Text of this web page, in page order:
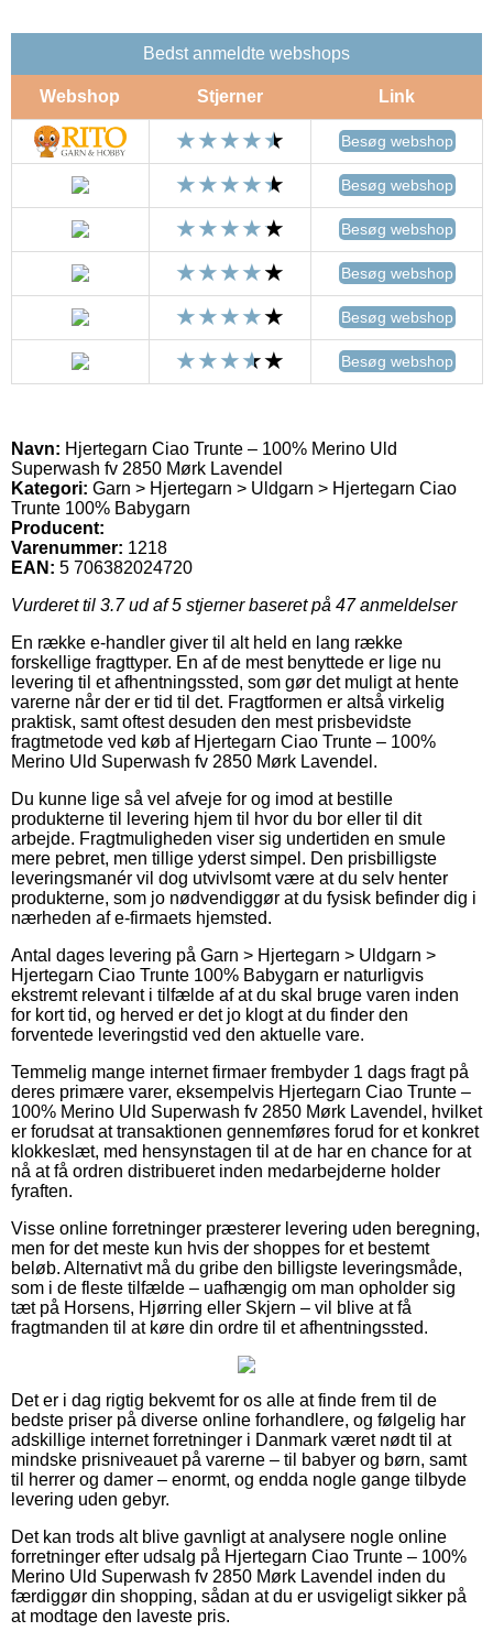
Bedst anmeldte webshops
Webshop Stjerner Link
Besøg webshop
Besøg webshop
Besøg webshop
Besøg webshop
Besøg webshop
Besøg webshop
Navn: Hjertegarn Ciao Trunte – 100% Merino Uld
Superwash fv 2850 Mørk Lavendel
Kategori: Garn > Hjertegarn > Uldgarn > Hjertegarn Ciao
Trunte 100% Babygarn
Producent:
Varenummer: 1218
EAN: 5 706382024720
Vurderet til 3.7ud af 5 stjerner baseret på 47anmeldelser
En række e-handler giver til alt held en lang række
forskellige fragttyper. En af de mest benyttede er lige nu
levering til et afhentningssted, som gør det muligt at hente
varerne når der er tid til det. Fragtformen er altså virkelig
praktisk, samt oftest desuden den mest prisbevidste
fragtmetode ved køb af Hjertegarn Ciao Trunte – 100%
Merino Uld Superwash fv 2850 Mørk Lavendel.
Du kunne lige så vel afveje for og imod at bestille
produkterne til levering hjem til hvor du bor eller til dit
arbejde. Fragtmuligheden viser sig undertiden en smule
mere pebret, men tillige yderst simpel. Den prisbilligste
leveringsmanér vil dog utvivlsomt være at du selv henter
produkterne, som jo nødvendiggør at du fysisk befinder dig i
nærheden af e-firmaets hjemsted.
Antal dages levering på Garn > Hjertegarn > Uldgarn >
Hjertegarn Ciao Trunte 100% Babygarn er naturligvis
ekstremt relevant i tilfælde af at du skal bruge varen inden
for kort tid, og herved er det jo klogt at du finder den
forventede leveringstid ved den aktuelle vare.
Temmelig mange internet firmaer frembyder 1 dags fragt på
deres primære varer, eksempelvis Hjertegarn Ciao Trunte –
100% Merino Uld Superwash fv 2850 Mørk Lavendel, hvilket
er forudsat at transaktionen gennemføres forud for et konkret
klokkeslæt, med hensynstagen til at de har en chance for at
nå at få ordren distribueret inden medarbejderne holder
fyraften.
Visse online forretninger præsterer levering uden beregning,
men for det meste kun hvis der shoppes for et bestemt
beløb. Alternativt må du gribe den billigste leveringsmåde,
som i de fleste tilfælde – uafhængig om man opholder sig
tæt på Horsens, Hjørring eller Skjern – vil blive at få
fragtmanden til at køre din ordre til et afhentningssted.
Det er i dag rigtig bekvemt for os alle at finde frem til de
bedste priser på diverse online forhandlere, og følgelig har
adskillige internet forretninger i Danmark været nødt til at
mindske prisniveauet på varerne – til babyer og børn, samt
til herrer og damer – enormt, og endda nogle gange tilbyde
levering uden gebyr.
Det kan trods alt blive gavnligt at analysere nogle online
forretninger efter udsalg på Hjertegarn Ciao Trunte – 100%
Merino Uld Superwash fv 2850 Mørk Lavendel inden du
færdiggør din shopping, sådan at du er usvigeligt sikker på
at modtage den laveste pris.